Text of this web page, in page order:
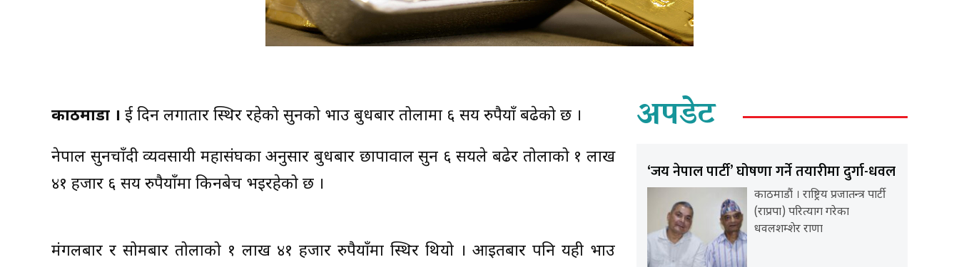
काठमाडौं । दुई दिन लगातार स्थिर रहेको सुनको भाउ बुधबार तोलामा ६ सय रुपैयाँ बढेको छ ।
नेपाल सुनचाँदी व्यवसायी महासंघका अनुसार बुधबार छापावाल सुन ६ सयले बढेर तोलाको १ लाख
४१ हजार ६ सय रुपैयाँमा किनबेच भइरहेको छ ।
मंगलबार र सोमबार तोलाको १ लाख ४१ हजार रुपैयाँमा स्थिर थियो । आइतबार पनि यही भाउ
अपडेट
‘जय नेपाल पार्टी’ घोषणा गर्ने तयारीमा दुर्गा-धवल
काठमाडौं । राष्ट्रिय प्रजातन्त्र पार्टी
(राप्रपा) परित्याग गरेका
धवलशम्शेर राणा